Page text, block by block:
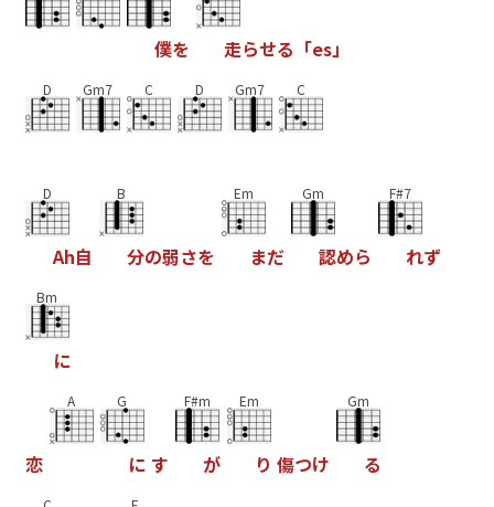
僕を 走らせる 「es」
D Gm7 C D Gm7 C
D
Ah自
B
分の弱さを
Em
まだ
Gm
認めら
F#7
れず
Bm
に
恋
A G
に す
F#m
が
Em
り 傷つけ
Gm
る